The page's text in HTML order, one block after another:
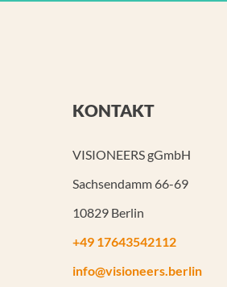
KONTAKT
VISIONEERS gGmbH
Sachsendamm 66-69
10829 Berlin
+49 17643542112
info@visioneers.berlin